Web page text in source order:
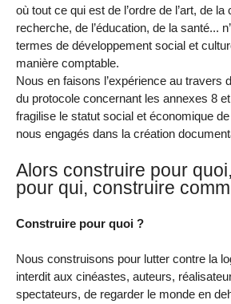
où tout ce qui est de l’ordre de l’art, de la
recherche, de l’éducation, de la santé...
termes de développement social et
manière comptable.
Nous en faisons l’expérience au travers
du protocole concernant les annexes 8
fragilise le statut social et économique de
nous engagés dans la création
Alors construire pour
pour qui, construire
Construire pour quoi ?
Nous construisons pour lutter contre la
interdit aux cinéastes, auteurs,
spectateurs, de regarder le monde en